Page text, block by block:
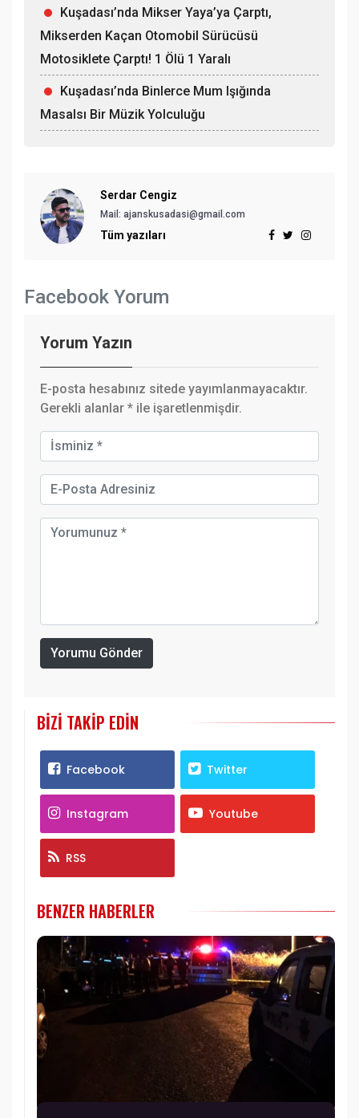
Kuşadası’nda Mikser Yaya’ya Çarptı,
Mikserden Kaçan Otomobil Sürücüsü
Motosiklete Çarptı! 1 Ölü 1 Yaralı
Kuşadası’nda Binlerce Mum Işığında
Masalsı Bir Müzik Yolculuğu
Serdar Cengiz
Mail: ajanskusadasi@gmail.com
Tüm yazıları
Facebook Yorum
Yorum Yazın
E-posta hesabınız sitede yayımlanmayacaktır.
Gerekli alanlar * ile işaretlenmişdir.
Yorumu Gönder
BIZI TAKIP EDIN
Facebook Twitter
Instagram Youtube
RSS
BENZER HABERLER